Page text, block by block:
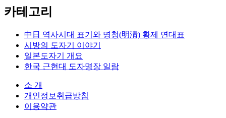
카테고리
中日 역사시대 표기와 명청(明淸) 황제 연대표
시방의 도자기 이야기
일본도자기 개요
한국 근현대 도자명장 일람
소 개
개인정보취급방침
이용약관